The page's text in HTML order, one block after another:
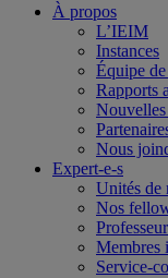
À propos
L’IEIM
Instances
Équipe
Rapports
Nouvelles
Nous
Expert-e-s
Unités de
Nos
Membres
Service-